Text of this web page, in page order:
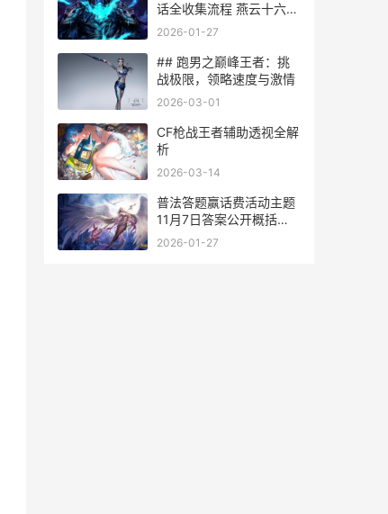
话全收集流程 燕云十六声
滹沱南岸宝箱
2026-01-27
## 跑男之巅峰王者：挑
战极限，领略速度与激情
2026-03-01
CF枪战王者辅助透视全解
析
2026-03-14
普法答题赢话费活动主题
11月7日答案公开概括
2021普法答题入口
2026-01-27